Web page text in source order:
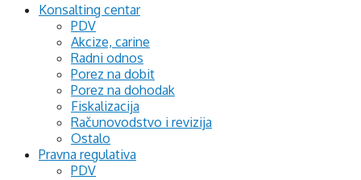
Konsalting centar
PDV
Akcize, carine
Radni odnos
Porez na dobit
Porez na dohodak
Fiskalizacija
Računovodstvo i revizija
Ostalo
Pravna regulativa
PDV